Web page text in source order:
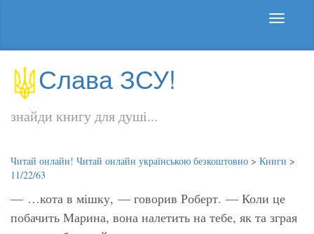
Слава ЗСУ!
знайди книгу для душі...
Читай онлайн! Читай онлайн українською безкоштовно > Книги >
11/22/63
— …кота в мішку, — говорив Роберт. — Коли це
побачить Марина, вона налетить на тебе, як та зграя